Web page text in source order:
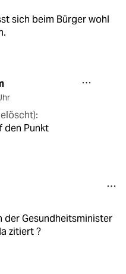
sich beim Bürger wohl
den Punkt
der Gesundheitsminister
zitiert ?